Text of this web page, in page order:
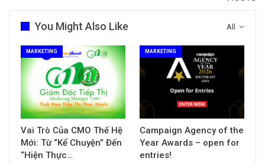
All
You Might Also Like
MARKETING
Vai Trò Của CMO Thế Hệ
Mới: Từ “Kể Chuyện” Đến
“Hiện Thực…
MARKETING
Campaign Agency of the
Year Awards – open for
entries!